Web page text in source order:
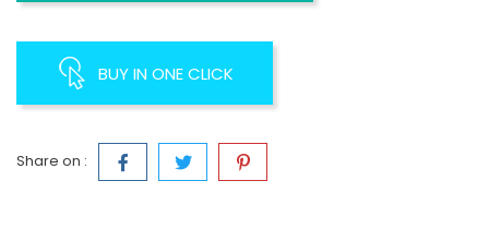
BUY IN ONE CLICK
Share on :